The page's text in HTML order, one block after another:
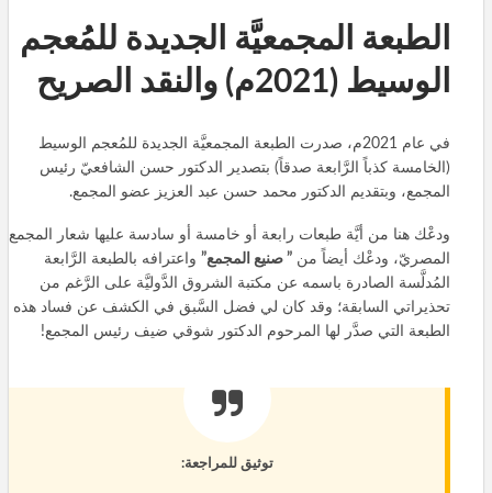
الطبعة المجمعيَّة الجديدة للمُعجم
الوسيط (2021م) والنقد الصريح
في عام 2021م، صدرت الطبعة المجمعيَّة الجديدة للمُعجم الوسيط
(الخامسة كذباً الرَّابعة صدقاً) بتصدير الدكتور حسن الشافعيّ رئيس
المجمع، وبتقديم الدكتور محمد حسن عبد العزيز عضو المجمع.
ودعْك هنا من أيَّة طبعات رابعة أو خامسة أو سادسة عليها شعار المجمع
المصريّ، ودعْك أيضاً من ” صنيع المجمع” واعترافه بالطبعة الرَّابعة
المُدلَّسة الصادرة باسمه عن مكتبة الشروق الدَّوليَّة على الرَّغم من
تحذيراتي السابقة؛ وقد كان لي فضل السَّبق في الكشف عن فساد هذه
الطبعة التي صدَّر لها المرحوم الدكتور شوقي ضيف رئيس المجمع!
توثيق للمراجعة: